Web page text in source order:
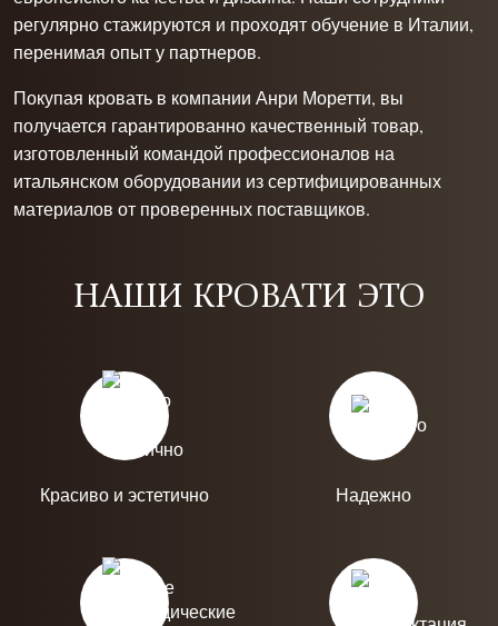
регулярно стажируются и проходят обучение в Италии,
перенимая опыт у партнеров.
Покупая кровать в компании Анри Моретти, вы
получается гарантированно качественный товар,
изготовленный командой профессионалов на
итальянском оборудовании из сертифицированных
материалов от проверенных поставщиков.
НАШИ КРОВАТИ ЭТО
Красиво и эстетично Надежно